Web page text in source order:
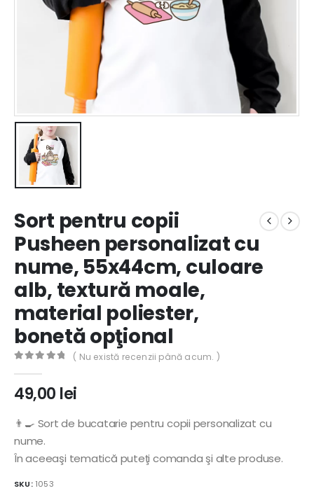
Sort pentru copii
Pusheen personalizat cu
nume, 55x44cm, culoare
alb, textură moale,
material poliester,
bonetă opţional
( Nu există recenzii până acum. )
49,00 lei
👨‍🍳 Sort de bucatarie pentru copii personalizat cu
nume.
În aceeaşi tematică puteţi comanda şi alte produse.
SKU: 1053